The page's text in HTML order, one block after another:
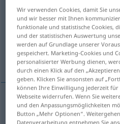
Übersicht aller
(Für mehr Details die
våld, makt, välde,
våldn Gewalt
Wir verwenden Cookies, damit Sie
und wir besser mit Ihnen
funktionale und statistische Cookies,
und der statistischen Auswertung
werden auf Grundlage unserer
gespeichert. Marketing-Cookies und
personalisierter Werbung dienen,
durch einen Klick auf den
geben. Klicken Sie ansonsten auf
können Ihre Einwilligung jederzeit für
Webseite widerrufen. Wenn Sie
und den Anpassungsmöglichkeiten
Button „Mehr Optionen“.
Datenverarbeitung entnehmen Sie